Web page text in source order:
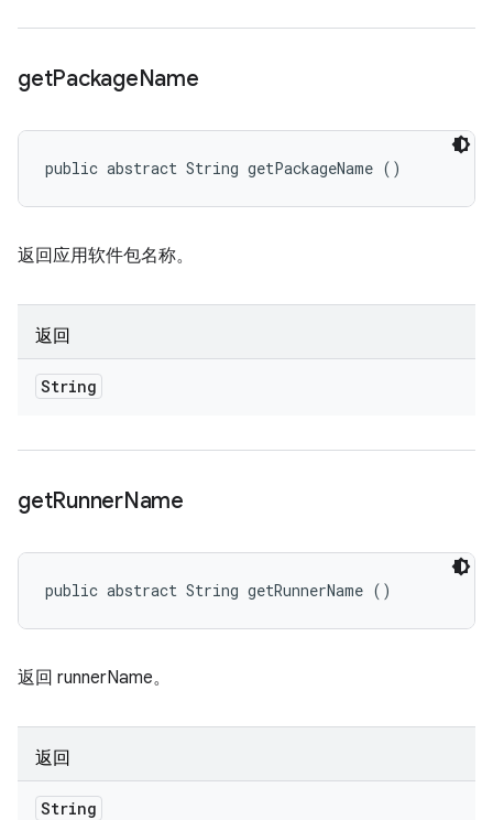
getPackageName
public abstract String getPackageName ()
返回应用软件包名称。
返回
String
getRunnerName
public abstract String getRunnerName ()
返回 runnerName。
返回
String